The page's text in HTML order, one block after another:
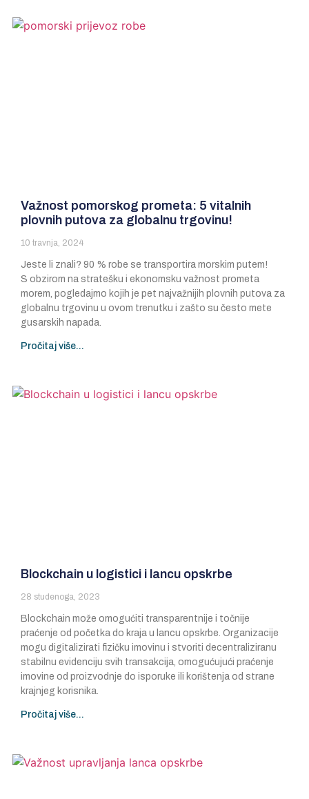
Važnost pomorskog prometa: 5 vitalnih
plovnih putova za globalnu trgovinu!
10 travnja, 2024
Jeste li znali? 90 % robe se transportira morskim putem!
S obzirom na stratešku i ekonomsku važnost prometa
morem, pogledajmo kojih je pet najvažnijih plovnih putova za
globalnu trgovinu u ovom trenutku i zašto su često mete
gusarskih napada.
Pročitaj više...
Blockchain u logistici i lancu opskrbe
28 studenoga, 2023
Blockchain može omogućiti transparentnije i točnije
praćenje od početka do kraja u lancu opskrbe. Organizacije
mogu digitalizirati fizičku imovinu i stvoriti decentraliziranu
stabilnu evidenciju svih transakcija, omogućujući praćenje
imovine od proizvodnje do isporuke ili korištenja od strane
krajnjeg korisnika.
Pročitaj više...